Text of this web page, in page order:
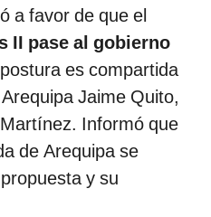
a favor de que el
II pase al gobierno
es compartida
Jaime Quito,
Informó que
de Arequipa se
y su